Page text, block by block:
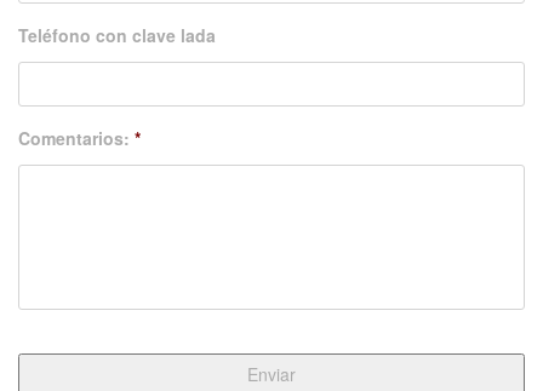
Teléfono con clave lada
Comentarios: *